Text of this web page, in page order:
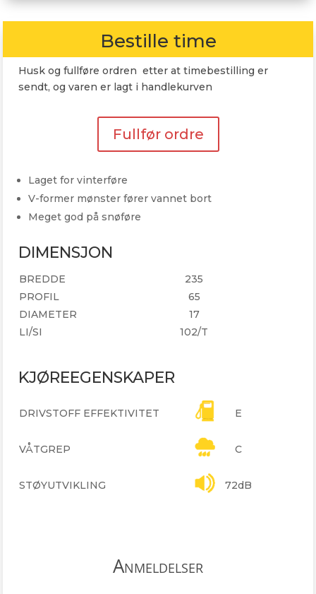
Bestille time
Husk og fullføre ordren etter at timebestilling er
sendt, og varen er lagt i handlekurven
Fullfør ordre
Laget for vinterføre
V-former mønster fører vannet bort
Meget god på snøføre
DIMENSJON
BREDDE
235
PROFIL
65
DIAMETER
17
LI/SI
102/T
KJØREEGENSKAPER
DRIVSTOFF EFFEKTIVITET E
VÅTGREP C
STØYUTVIKLING 72dB
Anmeldelser